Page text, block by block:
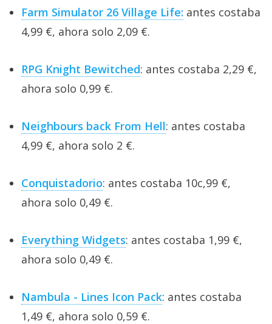
Farm Simulator 26 Village Life: antes costaba
4,99 €, ahora solo 2,09 €.
RPG Knight Bewitched: antes costaba 2,29 €,
ahora solo 0,99 €.
Neighbours back From Hell: antes costaba
4,99 €, ahora solo 2 €.
Conquistadorio: antes costaba 10c,99 €,
ahora solo 0,49 €.
Everything Widgets: antes costaba 1,99 €,
ahora solo 0,49 €.
Nambula - Lines Icon Pack: antes costaba
1,49 €, ahora solo 0,59 €.